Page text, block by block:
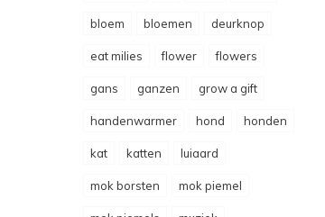
bloem bloemen deurknop
eat milies flower flowers
gans ganzen grow a gift
handenwarmer hond honden
kat katten luiaard
mok borsten mok piemel